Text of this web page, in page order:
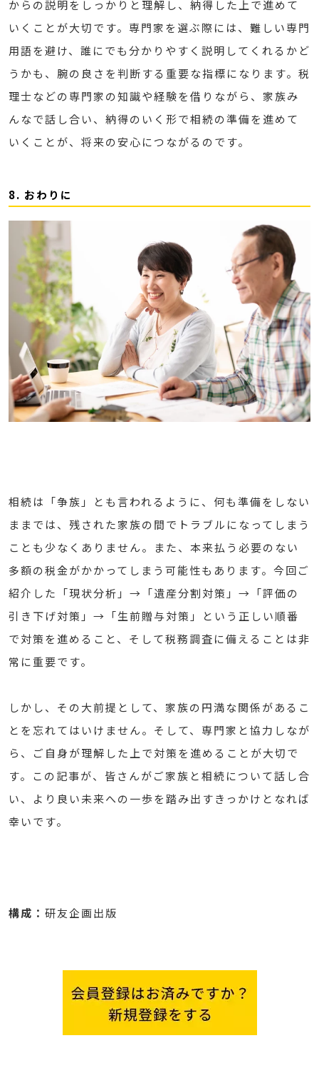
からの説明をしっかりと理解し、納得した上で進めて
いくことが大切です。専門家を選ぶ際には、難しい専門
用語を避け、誰にでも分かりやすく説明してくれるかど
うかも、腕の良さを判断する重要な指標になります。税
理士などの専門家の知識や経験を借りながら、家族み
んなで話し合い、納得のいく形で相続の準備を進めて
いくことが、将来の安心につながるのです。
8. おわりに
相続は「争族」とも言われるように、何も準備をしない
ままでは、残された家族の間でトラブルになってしまう
ことも少なくありません。また、本来払う必要のない
多額の税金がかかってしまう可能性もあります。今回ご
紹介した「現状分析」→「遺産分割対策」→「評価の
引き下げ対策」→「生前贈与対策」という正しい順番
で対策を進めること、そして税務調査に備えることは非
常に重要です。
しかし、その大前提として、家族の円満な関係があるこ
とを忘れてはいけません。そして、専門家と協力しなが
ら、ご自身が理解した上で対策を進めることが大切で
す。この記事が、皆さんがご家族と相続について話し合
い、より良い未来への一歩を踏み出すきっかけとなれば
幸いです。
構成： 研友企画出版